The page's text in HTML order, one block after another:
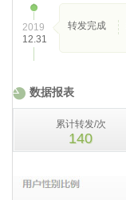
2019
12.31
转发完成
数据报表
累计转发/次
140